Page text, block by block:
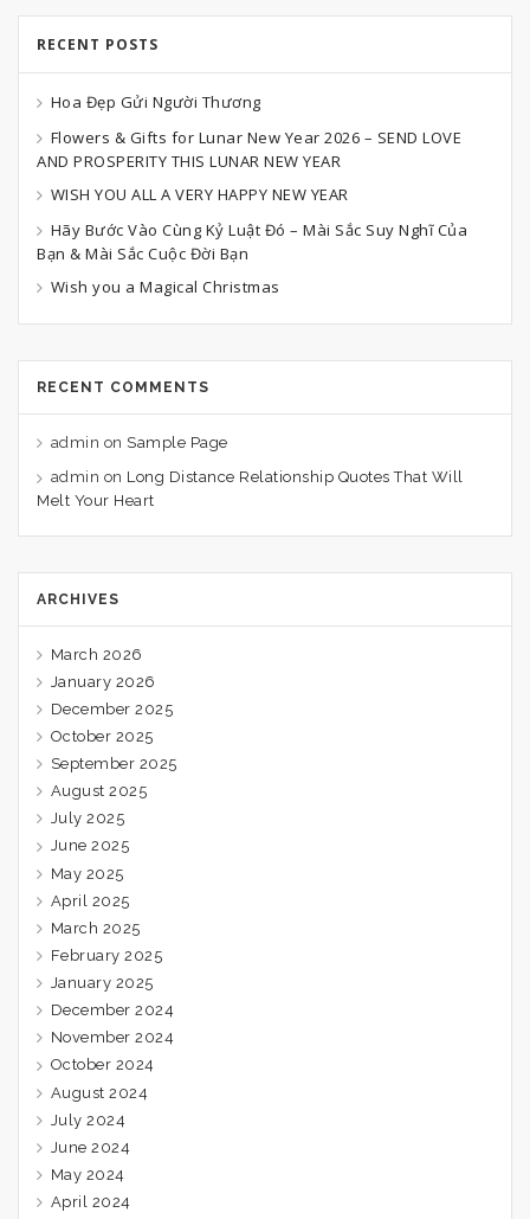
RECENT POSTS
Hoa Đẹp Gửi Người Thương
Flowers & Gifts for Lunar New Year 2026 – SEND LOVE
AND PROSPERITY THIS LUNAR NEW YEAR
WISH YOU ALL A VERY HAPPY NEW YEAR
Hãy Bước Vào Cùng Kỷ Luật Đó – Mài Sắc Suy Nghĩ Của
Bạn & Mài Sắc Cuộc Đời Bạn
Wish you a Magical Christmas
RECENT COMMENTS
admin on Sample Page
admin on Long Distance Relationship Quotes That Will
Melt Your Heart
ARCHIVES
March 2026
January 2026
December 2025
October 2025
September 2025
August 2025
July 2025
June 2025
May 2025
April 2025
March 2025
February 2025
January 2025
December 2024
November 2024
October 2024
August 2024
July 2024
June 2024
May 2024
April 2024